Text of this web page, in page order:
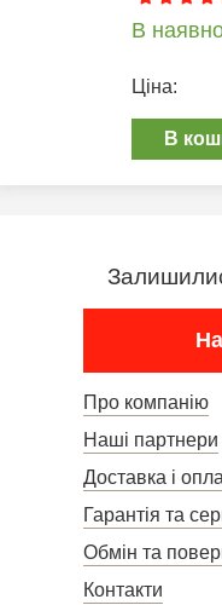
В
Ціна:
В
Про компанію
Наші партнери
Доставка і
Гарантія та
Обмін та
Контакти